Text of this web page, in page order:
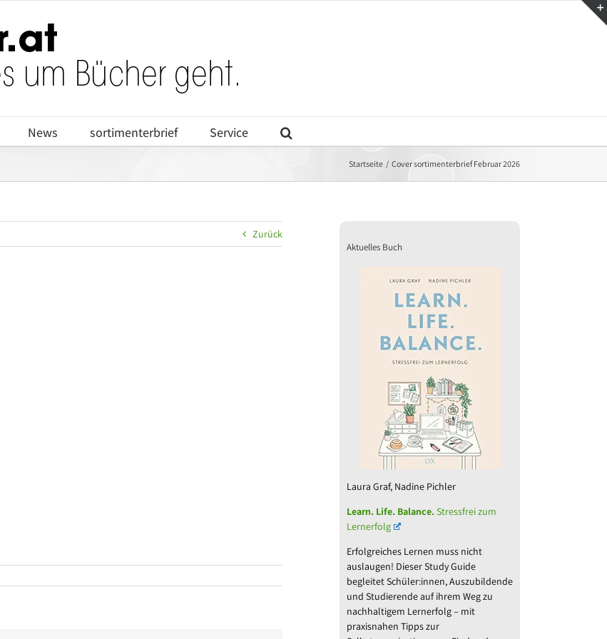
News sortimenterbrief Service
Startseite Cover sortimenterbrief Februar 2026
Zurück
Aktuelles Buch
Laura Graf, Nadine Pichler
Learn. Life. Balance.Stressfrei zum
Lernerfolg
Erfolgreiches Lernen muss nicht
auslaugen! Dieser Study Guide
begleitet Schüler:innen, Auszubildende
und Studierende auf ihrem Weg zu
nachhaltigem Lernerfolg – mit
praxisnahen Tipps zur